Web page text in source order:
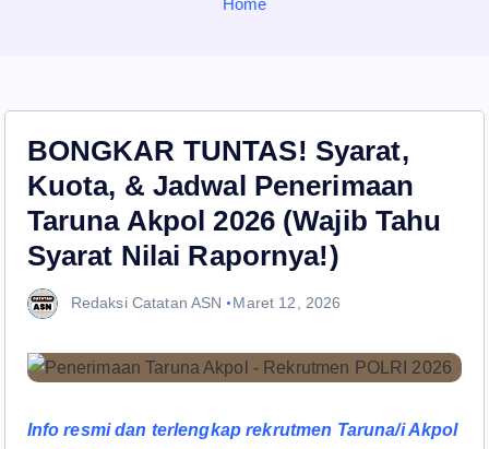
BONGKAR TUNTAS! Syarat,
Kuota, & Jadwal Penerimaan
Taruna Akpol 2026 (Wajib Tahu
Syarat Nilai Rapornya!)
Redaksi Catatan ASN Maret 12, 2026
Info resmi dan terlengkap rekrutmen Taruna/i Akpol